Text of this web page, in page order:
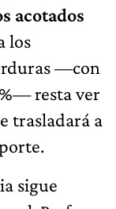
acotados
los
—con
resta ver
trasladará a
sigue